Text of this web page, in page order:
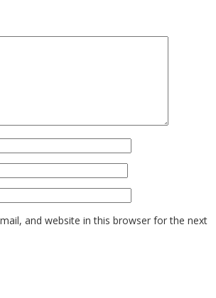
and website in this browser for the next